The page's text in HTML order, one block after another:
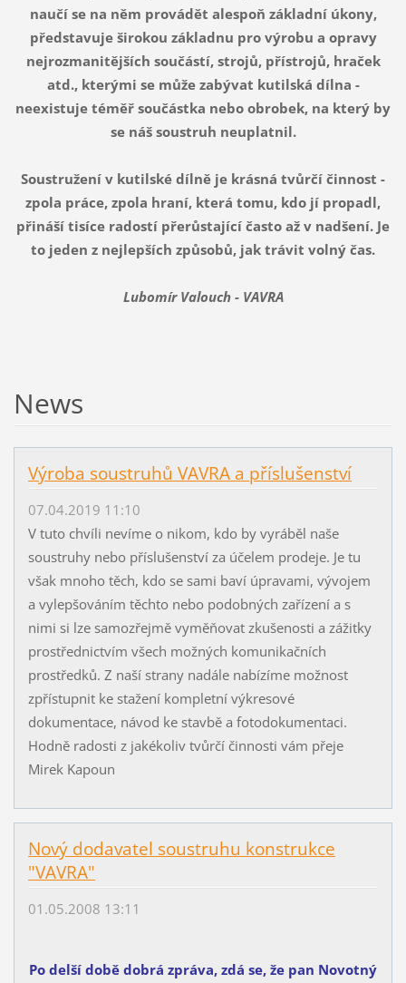
naučí se na něm provádět alespoň základní úkony,
představuje širokou základnu pro výrobu a opravy
nejrozmanitějších součástí, strojů, přístrojů, hraček
atd., kterými se může zabývat kutilská dílna -
neexistuje téměř součástka nebo obrobek, na který by
se náš soustruh neuplatnil.
Soustružení v kutilské dílně je krásná tvůrčí činnost -
zpola práce, zpola hraní, která tomu, kdo jí propadl,
přináší tisíce radostí přerůstající často až v nadšení. Je
to jeden z nejlepších způsobů, jak trávit volný čas.
Lubomír Valouch - VAVRA
News
Výroba soustruhů VAVRA a příslušenství
07.04.2019 11:10
V tuto chvíli nevíme o nikom, kdo by vyráběl naše
soustruhy nebo příslušenství za účelem prodeje. Je tu
však mnoho těch, kdo se sami baví úpravami, vývojem
a vylepšováním těchto nebo podobných zařízení a s
nimi si lze samozřejmě vyměňovat zkušenosti a zážitky
prostřednictvím všech možných komunikačních
prostředků. Z naší strany nadále nabízíme možnost
zpřístupnit ke stažení kompletní výkresové
dokumentace, návod ke stavbě a fotodokumentaci.
Hodně radosti z jakékoliv tvůrčí činnosti vám přeje
Mirek Kapoun
Nový dodavatel soustruhu konstrukce
"VAVRA"
01.05.2008 13:11
Po delší době dobrá zpráva, zdá se, že pan Novotný